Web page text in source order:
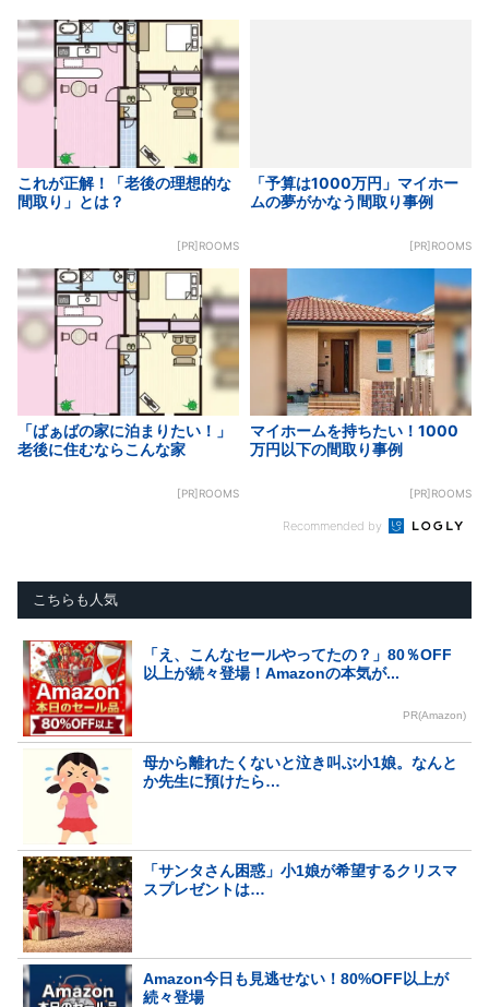
これが正解！「老後の理想的な
間取り」とは？
[PR]ROOMS
「予算は1000万円」マイホー
ムの夢がかなう間取り事例
[PR]ROOMS
「ばぁばの家に泊まりたい！」
老後に住むならこんな家
[PR]ROOMS
マイホームを持ちたい！1000
万円以下の間取り事例
[PR]ROOMS
Recommended by
こちらも人気
「え、こんなセールやってたの？」80％OFF
以上が続々登場！Amazonの本気が...
PR(Amazon)
母から離れたくないと泣き叫ぶ小1娘。なんと
か先生に預けたら…
「サンタさん困惑」小1娘が希望するクリスマ
スプレゼントは…
Amazon今日も見逃せない！80%OFF以上が
続々登場